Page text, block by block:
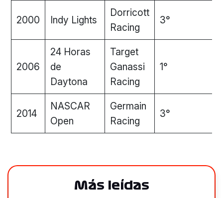
2000 Indy Lights
Dorricott
Racing
3°
2006
24 Horas
de
Daytona
Target
Ganassi
Racing
1°
2014
NASCAR
Open
Germain
Racing
3°
Más leídas